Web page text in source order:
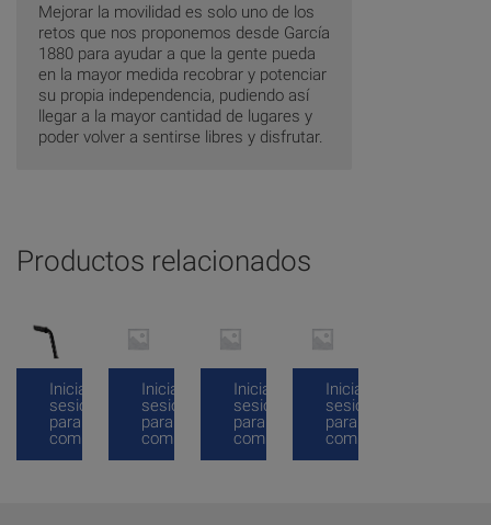
Mejorar la movilidad es solo uno de los
retos que nos proponemos desde García
1880 para ayudar a que la gente pueda
en la mayor medida recobrar y potenciar
su propia independencia, pudiendo así
llegar a la mayor cantidad de lugares y
poder volver a sentirse libres y disfrutar.
Productos relacionados
Inicia
sesión
para
comprar
Inicia
sesión
para
comprar
Inicia
sesión
para
comprar
Inicia
sesión
para
comprar